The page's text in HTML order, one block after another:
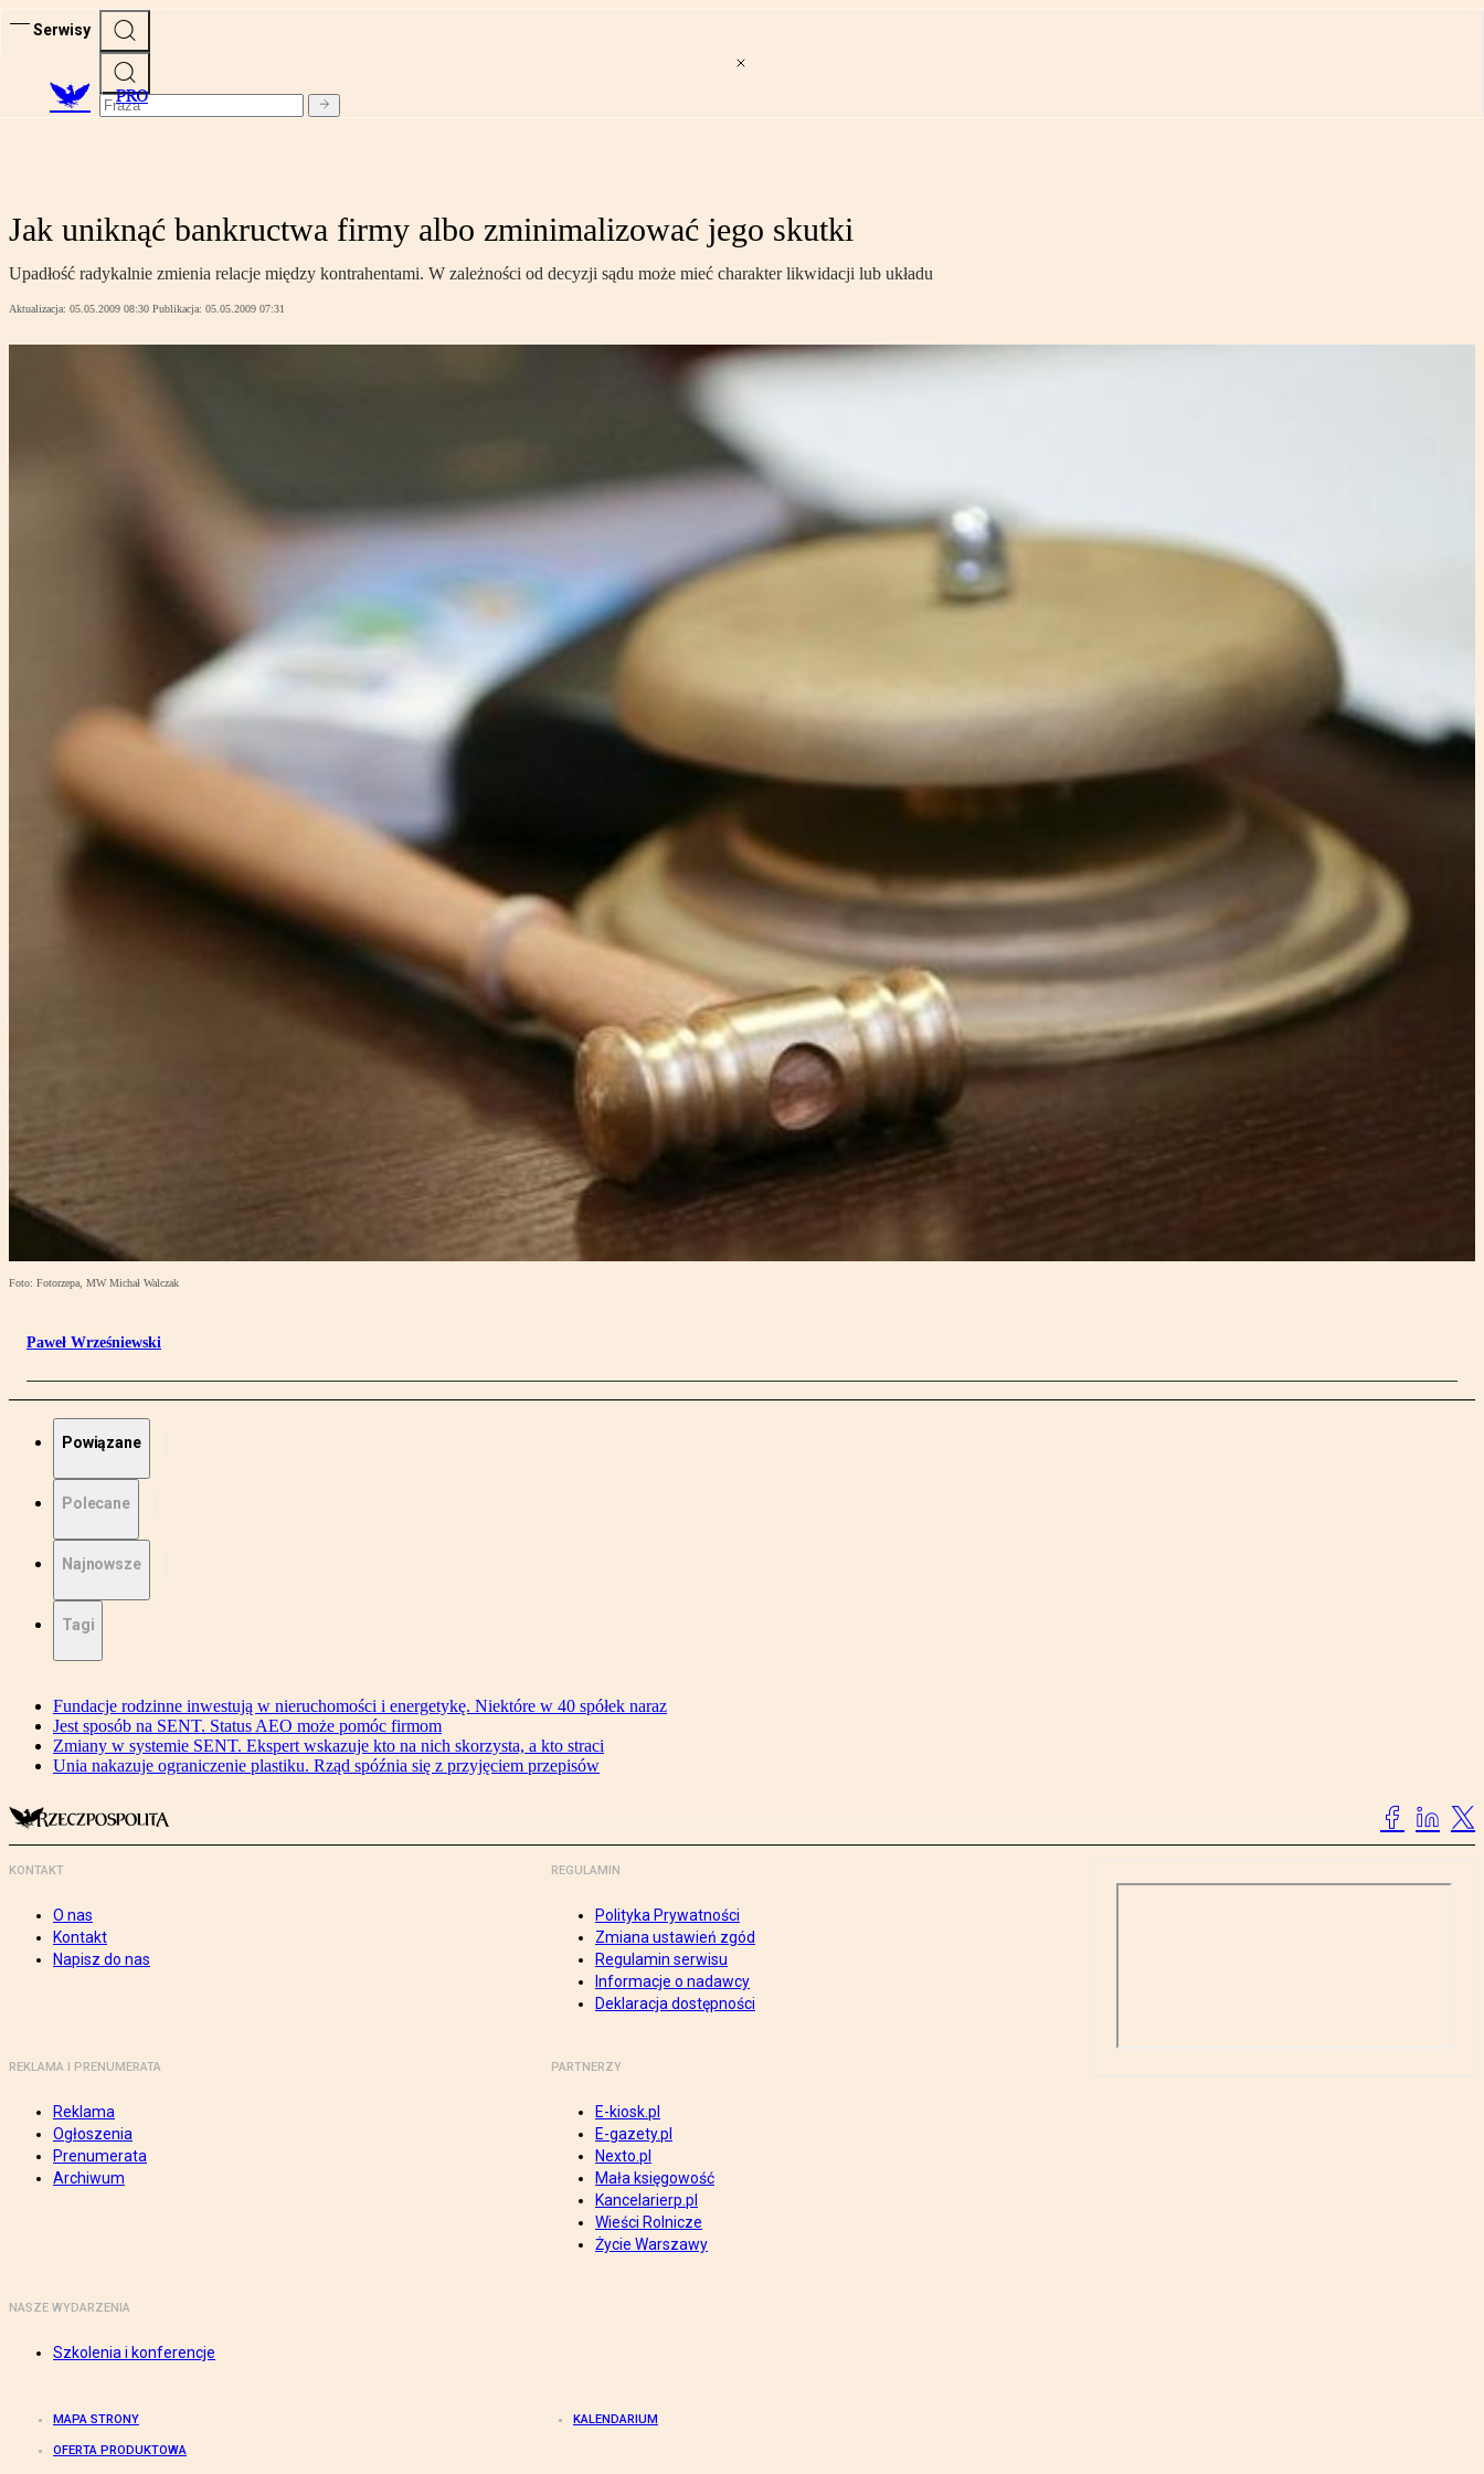
Serwisy
PRO
Jak uniknąć bankructwa firmy albo zminimalizować jego skutki
Upadłość radykalnie zmienia relacje między kontrahentami. W zależności od decyzji sądu może mieć charakter likwidacji lub układu
Aktualizacja: 05.05.2009 08:30 Publikacja: 05.05.2009 07:31
Foto: Fotorzepa, MW Michał Walczak
Paweł Wrześniewski
Powiązane
Polecane
Najnowsze
Tagi
Fundacje rodzinne inwestują w nieruchomości i energetykę. Niektóre w 40 spółek naraz
Jest sposób na SENT. Status AEO może pomóc firmom
Zmiany w systemie SENT. Ekspert wskazuje kto na nich skorzysta, a kto straci
Unia nakazuje ograniczenie plastiku. Rząd spóźnia się z przyjęciem przepisów
KONTAKT
O nas
Kontakt
Napisz do nas
REGULAMIN
Polityka Prywatności
Zmiana ustawień zgód
Regulamin serwisu
Informacje o nadawcy
Deklaracja dostępności
REKLAMA I PRENUMERATA
Reklama
Ogłoszenia
Prenumerata
Archiwum
PARTNERZY
E-kiosk.pl
E-gazety.pl
Nexto.pl
Mała księgowość
Kancelarierp.pl
Wieści Rolnicze
Życie Warszawy
NASZE WYDARZENIA
Szkolenia i konferencje
MAPA STRONY KALENDARIUM
OFERTA PRODUKTOWA